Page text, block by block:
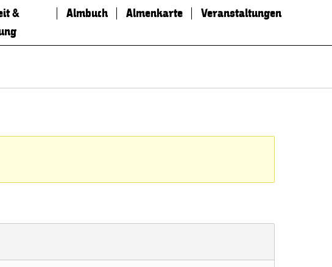
&
Almbuch Almenkarte Veranstaltungen